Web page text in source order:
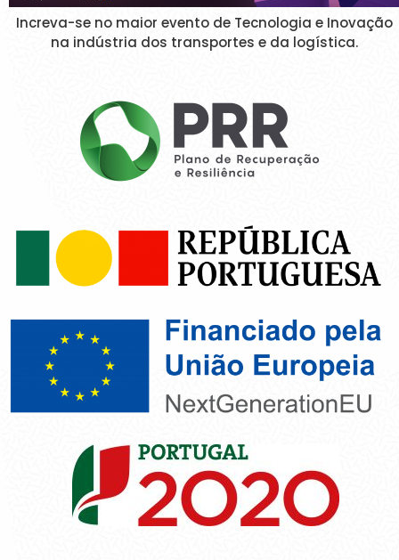
Increva-se no maior evento de Tecnologia e Inovação
na indústria dos transportes e da logística.